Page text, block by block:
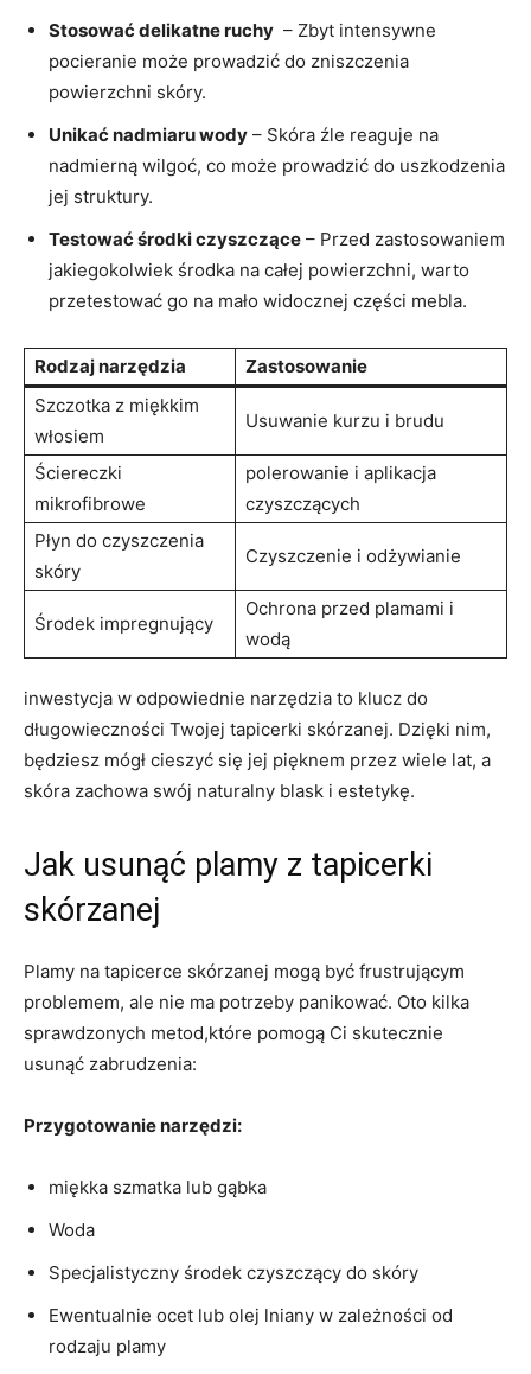
Stosować delikatne ruchy ⁣ – Zbyt intensywne
pocieranie może prowadzić do zniszczenia
powierzchni skóry.
Unikać ​nadmiaru⁢ wody –⁢ Skóra źle reaguje na
nadmierną wilgoć, co może prowadzić ​do uszkodzenia⁣
jej struktury.
Testować środki czyszczące – Przed zastosowaniem
jakiegokolwiek środka ‌na całej powierzchni, warto
przetestować go‍ na ⁢mało‌ widocznej części mebla.
Rodzaj⁤ narzędzia
Zastosowanie
Szczotka z⁣ miękkim
włosiem
Usuwanie kurzu i‍ brudu
Ściereczki
mikrofibrowe
polerowanie i aplikacja
czyszczących
Płyn do⁣ czyszczenia
skóry
Czyszczenie i ​odżywianie
Środek impregnujący
Ochrona przed⁣ plamami ​i
wodą
inwestycja w odpowiednie ​narzędzia to klucz do⁢
długowieczności‌ Twojej tapicerki⁢ skórzanej. Dzięki ​nim,
będziesz‌ mógł cieszyć się⁢ jej pięknem przez ⁤wiele‌ lat, a
skóra zachowa swój‍ naturalny blask i estetykę.
Jak usunąć plamy z tapicerki
skórzanej
Plamy na tapicerce skórzanej mogą być frustrującym
‍problemem, ale ​nie ma potrzeby ​panikować. Oto kilka
sprawdzonych ⁢metod,które pomogą Ci skutecznie
usunąć zabrudzenia:
Przygotowanie narzędzi:
miękka⁣ szmatka lub gąbka
Woda
Specjalistyczny środek czyszczący do skóry
Ewentualnie ocet lub olej lniany w zależności od
rodzaju⁢ plamy